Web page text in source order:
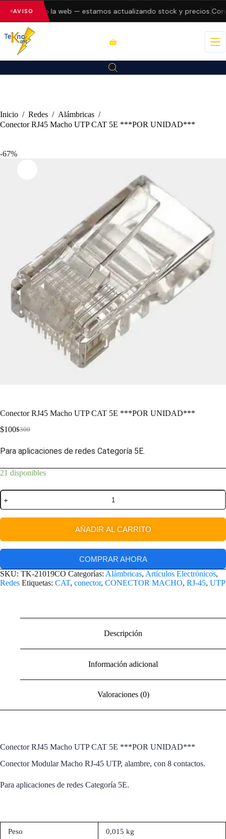
AVISO
errores en la web — estamos actualizando stock y precios.
Inicio / Redes / Alámbricas /
Conector RJ45 Macho UTP CAT 5E ***POR UNIDAD***
-67%
Conector RJ45 Macho UTP CAT 5E ***POR UNIDAD***
$300
$100
Para aplicaciones de redes Categoría 5E.
21 disponibles
AÑADIR AL CARRITO
COMPRAR AHORA
SKU: TK-21019CO Categorías: Alámbricas, Artículos Electrónicos,
Redes Etiquetas: CAT, conector, CONECTOR MACHO, RJ-45, UTP
Descripción
Información adicional
Valoraciones (0)
Conector RJ45 Macho UTP CAT 5E ***POR UNIDAD***
Conector Modular Macho RJ-45 UTP, alambre, con 8 contactos.
Para aplicaciones de redes Categoría 5E.
Peso 0,015 kg